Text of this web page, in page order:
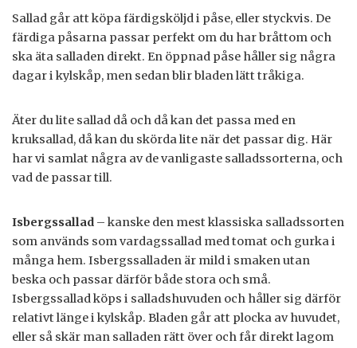
Sallad går att köpa färdigsköljd i påse, eller styckvis. De
färdiga påsarna passar perfekt om du har bråttom och
ska äta salladen direkt. En öppnad påse håller sig några
dagar i kylskåp, men sedan blir bladen lätt tråkiga.
Äter du lite sallad då och då kan det passa med en
kruksallad, då kan du skörda lite när det passar dig. Här
har vi samlat några av de vanligaste salladssorterna, och
vad de passar till.
Isbergssallad – kanske den mest klassiska salladssorten
som används som vardagssallad med tomat och gurka i
många hem. Isbergssalladen är mild i smaken utan
beska och passar därför både stora och små.
Isbergssallad köps i salladshuvuden och håller sig därför
relativt länge i kylskåp. Bladen går att plocka av huvudet,
eller så skär man salladen rätt över och får direkt lagom